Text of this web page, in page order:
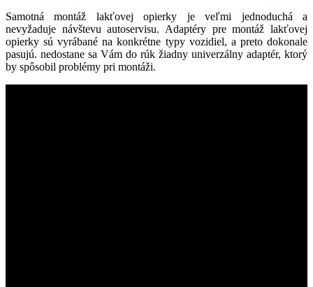
Samotná montáž lakťovej opierky je veľmi jednoduchá a
nevyžaduje návštevu autoservisu. Adaptéry pre montáž lakťovej
opierky sú vyrábané na konkrétne typy vozidiel, a preto dokonale
pasujú. nedostane sa Vám do rúk žiadny univerzálny adaptér, ktorý
by spôsobil problémy pri montáži.